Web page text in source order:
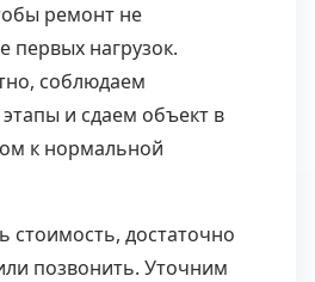
ремонт не
первых нагрузок.
соблюдаем
и сдаем объект в
к нормальной
стоимость, достаточно
позвонить. Уточним